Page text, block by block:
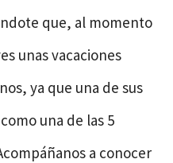
que, al momento
unas vacaciones
ya que una de sus
una de las 5
a conocer